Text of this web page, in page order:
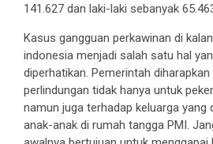
141.627 dan laki-laki sebanyak
Kasus gangguan perkawinan di
indonesia menjadi salah satu hal
diperhatikan. Pemerintah
perlindungan tidak hanya untuk
namun juga terhadap keluarga yang
anak-anak di rumah tangga PMI.